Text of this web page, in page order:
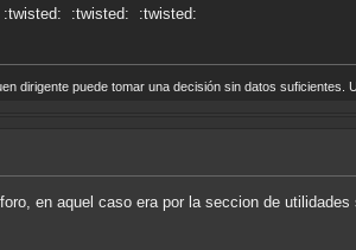
:twisted: :twisted:
dirigente puede tomar una decisión sin datos suficientes.
en aquel caso era por la seccion de